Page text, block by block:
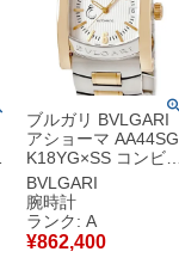
ブルガリ BVLGARI
アショーマ AA44SG
K18YG×SS コンビ
シルバー サウジアラ
ビア デイト アラビア
バー メンズ 腕時計自
動巻き シルバー 【中
古】中古美品
BVLGARI
腕時計
ランク: A
¥862,400